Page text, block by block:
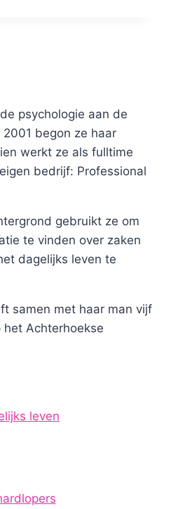
psychologie aan de
begon ze haar
werkt ze als fulltime
bedrijf: Professional
gebruikt ze om
te vinden over zaken
dagelijks leven te
samen met haar man vijf
Achterhoekse
leven